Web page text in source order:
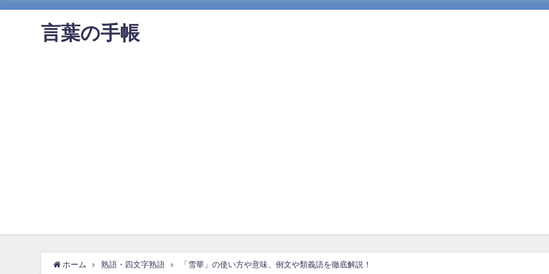
言葉の手帳
ホーム 熟語・四文字熟語 「雪華」の使い方や意味、例文や類義語を徹底解説！